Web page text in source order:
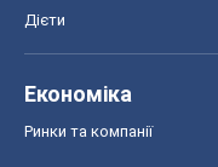
Дієти
Економіка
Ринки та компанії